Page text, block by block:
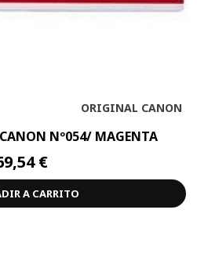
ORIGINAL CANON
Nº054/ MAGENTA
€
A CARRITO